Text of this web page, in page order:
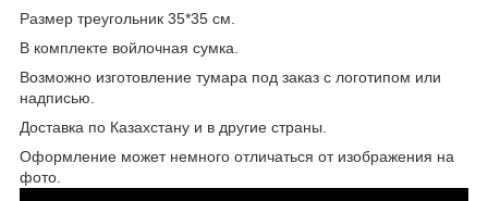
Размер треугольник 35*35 см.
В комплекте войлочная сумка.
Возможно изготовление тумара под заказ с логотипом или
надписью.
Доставка по Казахстану и в другие страны.
Оформление может немного отличаться от изображения на
фото.